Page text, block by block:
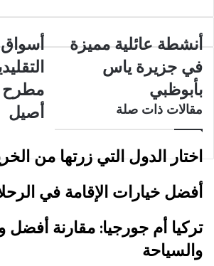
أنشطة
عائلية
مميزة
في
جزيرة
ياس
بأبوظبي
أنشطة عائلية مميزة
في جزيرة ياس
بأبوظبي
أسواق
مسقط
التقليدية:
سوق
مطرح
أصيل
مطرح
أصيل
مقالات ذات صلة
اختار الدول التي زرتها من
أفضل خيارات الإقامة في
تركيا أم جورجيا: مقارنة
والسياحة